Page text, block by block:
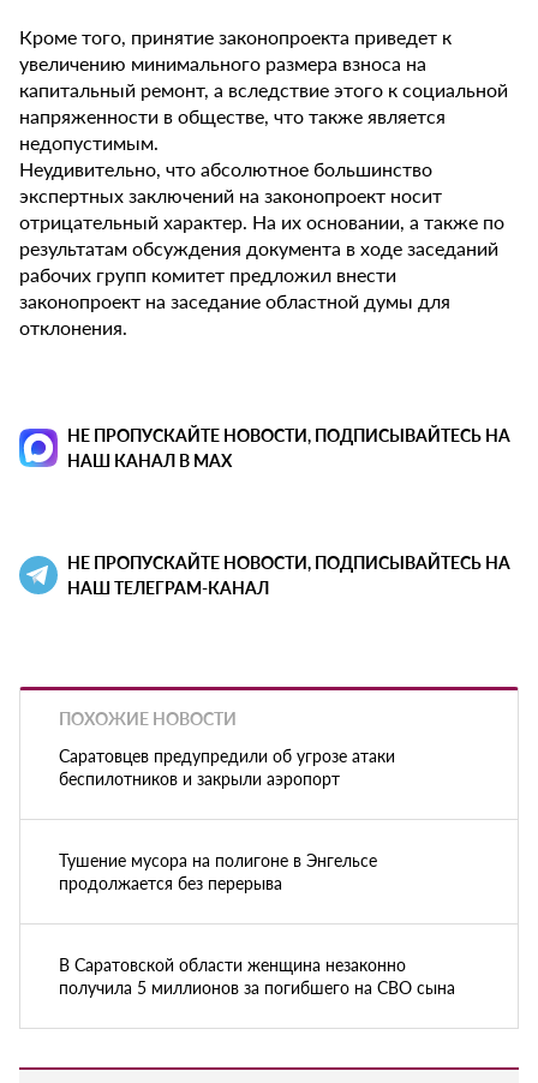
Кроме того, принятие законопроекта приведет к
увеличению минимального размера взноса на
капитальный ремонт, а вследствие этого к социальной
напряженности в обществе, что также является
недопустимым.
Неудивительно, что абсолютное большинство
экспертных заключений на законопроект носит
отрицательный характер. На их основании, а также по
результатам обсуждения документа в ходе заседаний
рабочих групп комитет предложил внести
законопроект на заседание областной думы для
отклонения.
НЕ ПРОПУСКАЙТЕ НОВОСТИ, ПОДПИСЫВАЙТЕСЬ НА
НАШ КАНАЛ В MAX
НЕ ПРОПУСКАЙТЕ НОВОСТИ, ПОДПИСЫВАЙТЕСЬ НА
НАШ ТЕЛЕГРАМ-КАНАЛ
ПОХОЖИЕ НОВОСТИ
Саратовцев предупредили об угрозе атаки
беспилотников и закрыли аэропорт
Тушение мусора на полигоне в Энгельсе
продолжается без перерыва
В Саратовской области женщина незаконно
получила 5 миллионов за погибшего на СВО сына